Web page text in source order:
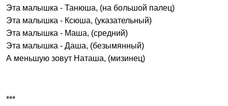
Эта малышка - Танюша, (на большой палец)
Эта малышка - Ксюша, (указательный)
Эта малышка - Маша, (средний)
Эта малышка - Даша, (безымянный)
А меньшую зовут Наташа, (мизинец)
***